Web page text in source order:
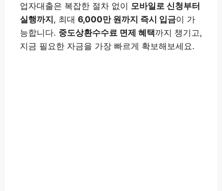
업자대출은 복잡한 절차 없이 모바일로 신청부터
실행까지, 최대 6,000만 원까지 즉시 입금이 가
능합니다. 중도상환수수료 면제 혜택까지 챙기고,
지금 필요한 자금을 가장 빠르게 확보해보세요.